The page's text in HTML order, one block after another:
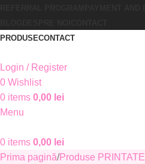
PRODUSECONTACT
Login / Register
0 Wishlist
0 items 0,00 lei
Menu
0 items 0,00 lei
Prima pagină Produse PRINTATE